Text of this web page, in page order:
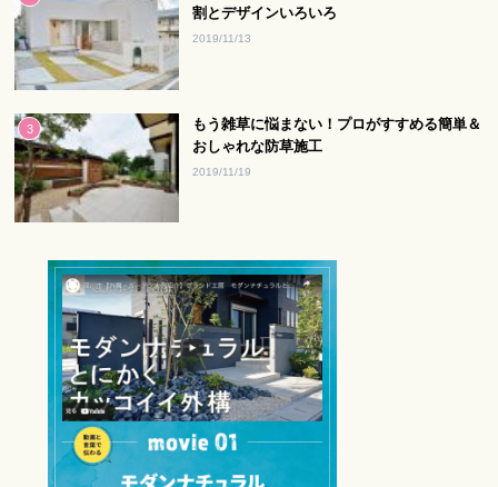
割とデザインいろいろ
2019/11/13
もう雑草に悩まない！プロがすすめる簡単＆
おしゃれな防草施工
2019/11/19